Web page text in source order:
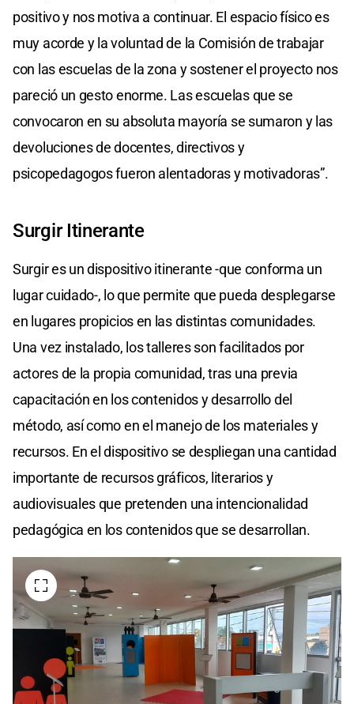
positivo y nos motiva a continuar. El espacio físico es
muy acorde y la voluntad de la Comisión de trabajar
con las escuelas de la zona y sostener el proyecto nos
pareció un gesto enorme. Las escuelas que se
convocaron en su absoluta mayoría se sumaron y las
devoluciones de docentes, directivos y
psicopedagogos fueron alentadoras y motivadoras”.
Surgir Itinerante
Surgir es un dispositivo itinerante -que conforma un
lugar cuidado-, lo que permite que pueda desplegarse
en lugares propicios en las distintas comunidades.
Una vez instalado, los talleres son facilitados por
actores de la propia comunidad, tras una previa
capacitación en los contenidos y desarrollo del
método, así como en el manejo de los materiales y
recursos. En el dispositivo se despliegan una cantidad
importante de recursos gráficos, literarios y
audiovisuales que pretenden una intencionalidad
pedagógica en los contenidos que se desarrollan.